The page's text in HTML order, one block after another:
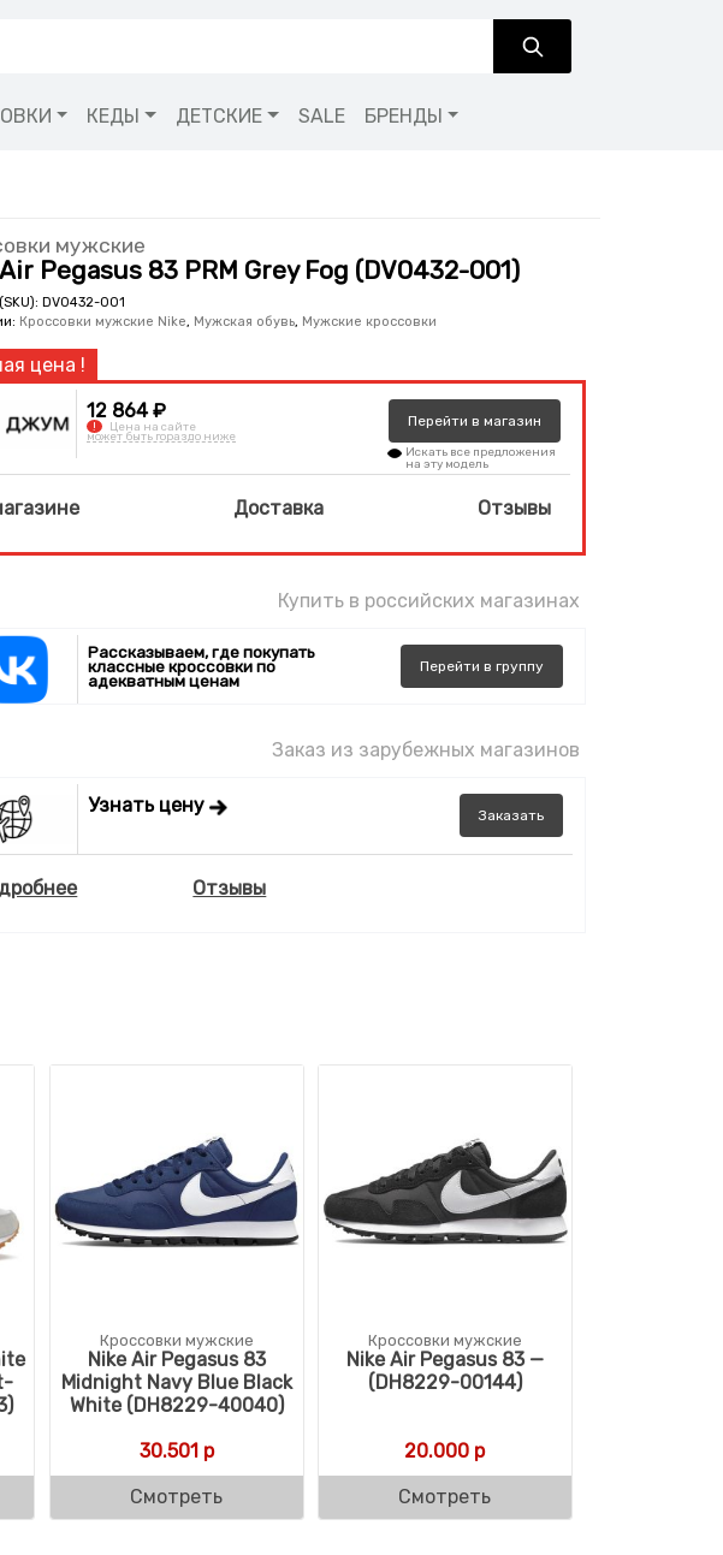
КЕДЫ ДЕТСКИЕ SALE БРЕНДЫ
мужские
Pegasus 83 PRM Grey Fog (DV0432-001)
DV0432-001
Кроссовки мужские Nike, Мужская обувь, Мужские кроссовки
12 864 ₽
! Цена на сайте
может быть гораздо ниже
Перейти в магазин
Искать все предложения
на эту модель
Доставка Отзывы
Купить в российских магазинах
Рассказываем, где покупать
классные кроссовки по
адекватным ценам
Перейти в группу
Заказ из зарубежных магазинов
Узнать цену Заказать
Отзывы
Кроссовки мужские
Nike Air Pegasus 83
Midnight Navy Blue Black
White (DH8229-40040)
30.501р
Смотреть
Кроссовки мужские
Nike Air Pegasus 83 —
(DH8229-00144)
20.000 р
Смотреть